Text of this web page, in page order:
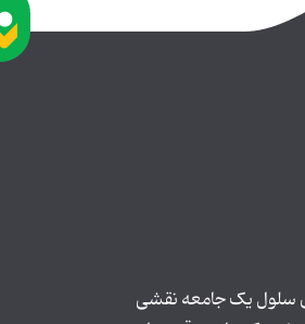
سلول یک جامعه نقشی